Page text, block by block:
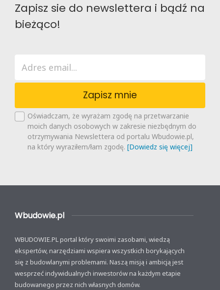
Zapisz sie do newslettera i bądź na
bieżąco!
Zapisz mnie
Oświadczam, że wyrażam zgodę na przetwarzanie
moich danych osobowych w zakresie niezbędnym do
otrzymywania Newslettera od portalu Wbudowie.pl,
na który wyraziłem/łam zgodę. [Dowiedz się więcej]
Wbudowie.pl
WBUDOWIE.PL portal który swoimi zasobami, wiedzą
ekspertów, narzędziami wspiera wszystkich borykających
się z budowlanymi problemami. Naszą misją i ambicją jest
wesprzeć indywidualnych inwestorów na każdym etapie
budowanego przez nich własnych domów.